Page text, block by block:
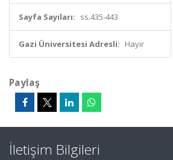
Sayfa Sayıları: ss.435-443
Gazi Üniversitesi Adresli: Hayır
Paylaş
İletişim Bilgileri